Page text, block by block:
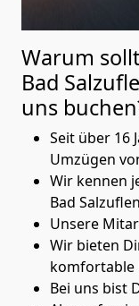
Warum
Bad
uns
Seit über 16
Umzügen
Wir kennen
Bad Salzuflen
Unsere
Wir bieten
komfortable
Bei uns bist